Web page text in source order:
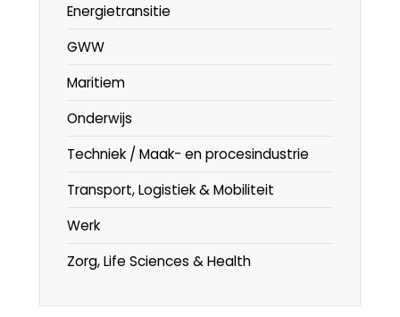
Energietransitie
GWW
Maritiem
Onderwijs
Techniek / Maak- en procesindustrie
Transport, Logistiek & Mobiliteit
Werk
Zorg, Life Sciences & Health